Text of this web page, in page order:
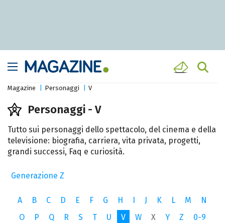
Magazine Personaggi V
Personaggi - V
Tutto sui personaggi dello spettacolo, del cinema e della
televisione: biografia, carriera, vita privata, progetti,
grandi successi, Faq e curiosità.
Generazione Z
A B C D E F G H J K L M
N
O
P Q R S T U V W X Y Z 0-9